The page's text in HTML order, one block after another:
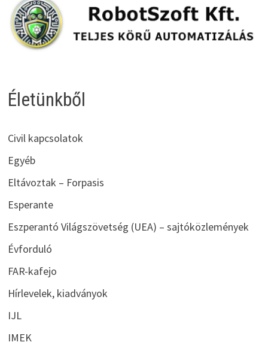
Életünkből
Civil kapcsolatok
Egyéb
Eltávoztak – Forpasis
Esperante
Eszperantó Világszövetség (UEA) – sajtóközlemények
Évforduló
FAR-kafejo
Hírlevelek, kiadványok
IJL
IMEK